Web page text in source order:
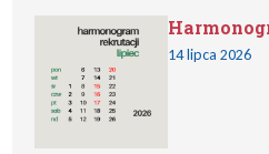
14 lipca 2026